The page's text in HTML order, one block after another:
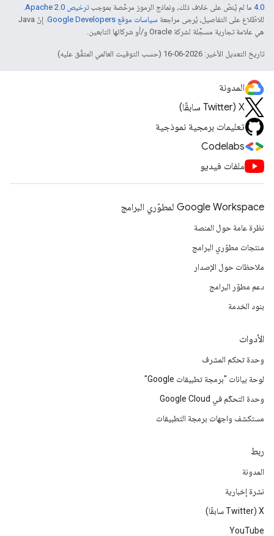
4.0‏ ما لم يُنصّ على خلاف ذلك، ونماذج الرموز مرخّصة بموجبترخيص Apache 2.0‏
.
للاطّلاع على التفاصيل، يُرجى مراجعة سياسات موقع Google Developers‏
. إنّ Java
هي علامة تجارية مسجَّلة لشركة Oracle و/أو شركائها التابعين.
تاريخ التعديل الأخير: 2026-06-16 (حسب التوقيت العالمي المتفَّق عليه)
المدونة
‫X ‏(Twitter سابقًا)
تعليمات برمجية نموذجية
Codelabs
ملفات فيديو
Google Workspace لمطوّري البرامج
نظرة عامة حول المنصة
منتجات مطوّري البرامج
ملاحظات حول الإصدار
دعم مطوّر البرامج
بنود الخدمة
الأدوات
وحدة تحكم المشرف
لوحة بيانات "برمجة تطبيقات Google"
وحدة التحكّم في Google Cloud
مستكشف واجهات برمجة التطبيقات
ربط
المدونة
نشرة إخبارية
‫X ‏(Twitter سابقًا)
YouTube